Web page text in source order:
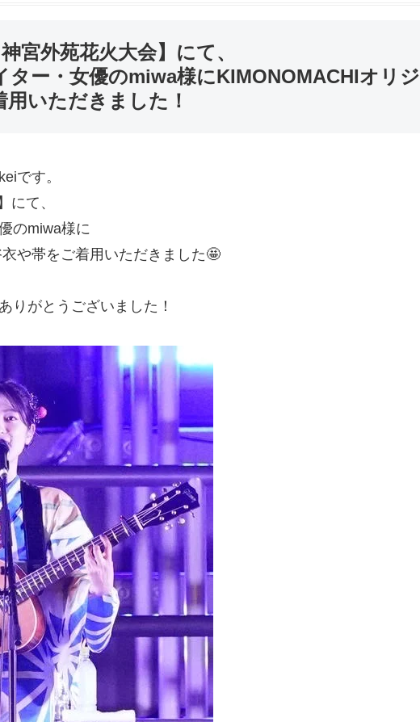
宮外苑花火大会】にて、
ター・女優のmiwa様にKIMONOMACHIオリジ
いただきました！
です。
にて、
のmiwa様に
や帯をご着用いただきました🤩
りがとうございました！